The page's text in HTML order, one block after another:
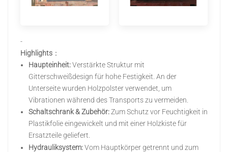
-
Highlights ：
Haupteinheit:Verstärkte Struktur mit
Gitterschweißdesign für hohe Festigkeit. An der
Unterseite wurden Holzpolster verwendet, um
Vibrationen während des Transports zu vermeiden.
Schaltschrank & Zubehör: Zum Schutz vor Feuchtigkeit in
Plastikfolie eingewickelt und mit einer Holzkiste für
Ersatzteile geliefert.
Hydrauliksystem:Vom Hauptkörper getrennt und zum